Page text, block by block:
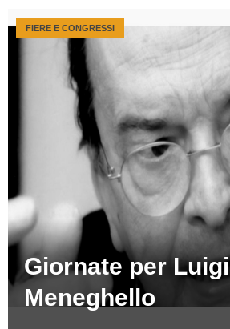
Giornate per Luigi
Meneghello
FIERE E CONGRESSI